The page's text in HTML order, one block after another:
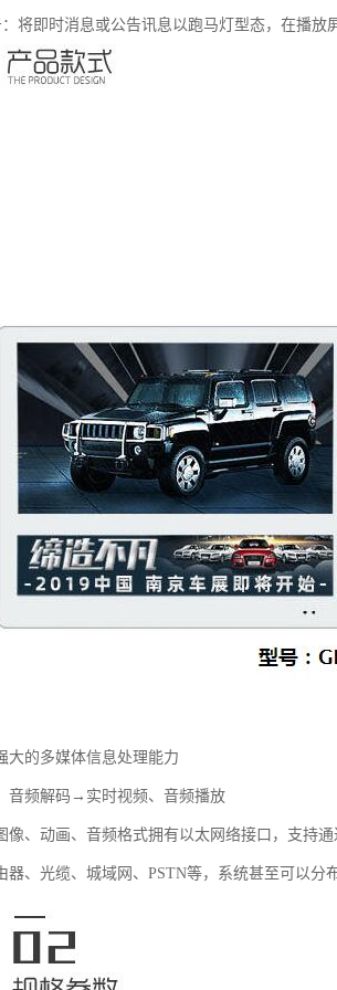
将即时消息或公告讯息以跑马灯型态，在播放
大的多媒体信息处理能力
音频解码→实时视频、音频播放
像、动画、音频格式拥有以太网络接口，支持通
器、光缆、城域网、PSTN等，系统甚至可以分